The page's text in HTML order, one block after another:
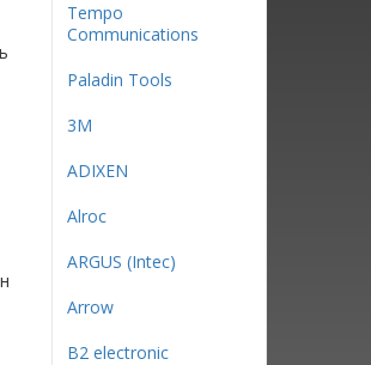
Tempo
Communications
Paladin Tools
3М
ADIXEN
Alroc
ARGUS (Intec)
Arrow
B2 electronic